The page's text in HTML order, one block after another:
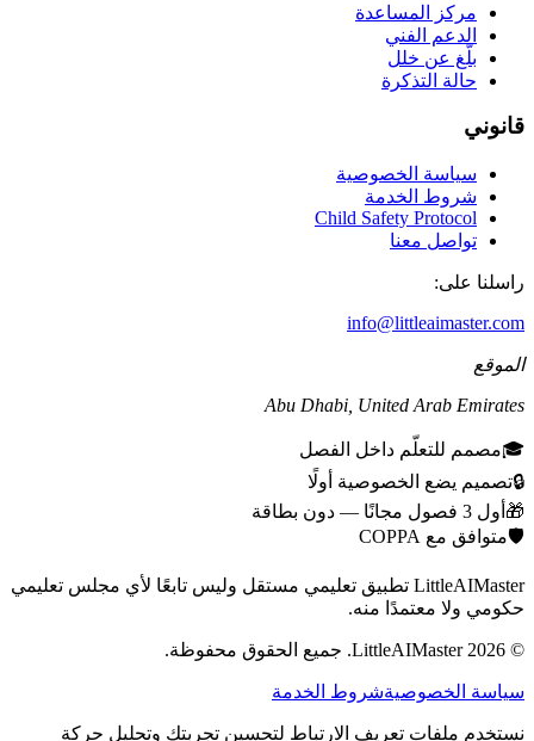
مركز المساعدة
الدعم الفني
بلّغ عن خلل
حالة التذكرة
قانوني
سياسة الخصوصية
شروط الخدمة
Child Safety Protocol
تواصل معنا
راسلنا على:
info@littleaimaster.com
الموقع
Abu Dhabi United Arab Emirates
🎓مصمم للتعلّم داخل الفصل
🔒تصميم يضع الخصوصية أولًا
🎁 أول 3 فصول مجانًا — دون بطاقة
🛡️متوافق مع COPPA
LittleAIMaster تطبيق تعليمي مستقل وليس تابعًا لأي مجلس تعليمي
حكومي ولا معتمدًا منه.
©
2026
LittleAIMaster. جميع الحقوق محفوظة.
سياسة الخصوصيةشروط الخدمة
نستخدم ملفات تعريف الارتباط لتحسين تجربتك وتحليل حركة